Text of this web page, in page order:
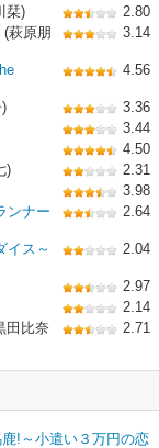
栞)
2.80
(萩原朋
3.14
4.56
3.36
3.44
4.50
)
2.31
3.98
ンナー
2.64
イス～
2.04
2.97
2.14
田比奈
2.71
!～小遣い３万円の恋